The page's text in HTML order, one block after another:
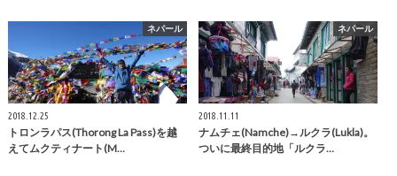
ネパール
2018.12.25
トロンラパス(Thorong La Pass)を越
えてムクティナート(M…
ネパール
2018.11.11
ナムチェ(Namche)→ルクラ(Lukla)。
ついに最終目的地「ルクラ…